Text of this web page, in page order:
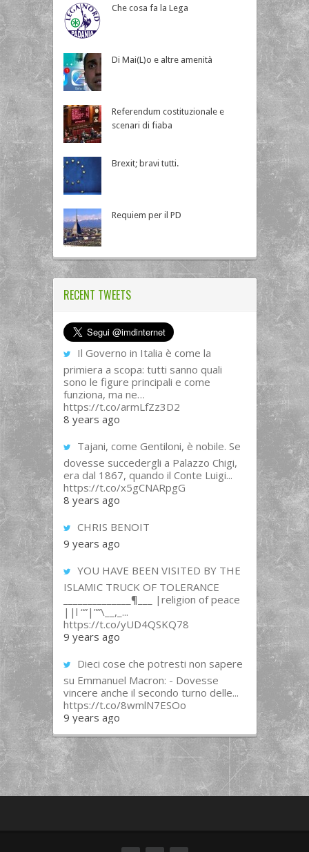
Che cosa fa la Lega
Di Mai(L)o e altre amenità
Referendum costituzionale e
scenari di fiaba
Brexit; bravi tutti.
Requiem per il PD
RECENT TWEETS
Il Governo in Italia è come la
primiera a scopa: tutti sanno quali
sono le figure principali e come
funziona, ma ne…
https://t.co/armLfZz3D2
8 years ago
Tajani, come Gentiloni, è nobile. Se
dovesse succedergli a Palazzo Chigi,
era dal 1867, quando il Conte Luigi...
https://t.co/x5gCNARpgG
8 years ago
CHRIS BENOIT
9 years ago
YOU HAVE BEEN VISITED BY THE
ISLAMIC TRUCK OF TOLERANCE
______________¶___ |religion of peace
||l “”|””\__,_...
https://t.co/yUD4QSKQ78
9 years ago
Dieci cose che potresti non sapere
su Emmanuel Macron: - Dovesse
vincere anche il secondo turno delle...
https://t.co/8wmlN7ESOo
9 years ago